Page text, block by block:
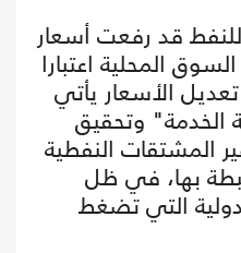
قد رفعت أسعار
المحلية اعتبارا
الأسعار يأتي
الخدمة" وتحقيق
المشتقات النفطية
بها، في ظل
التي تضغط